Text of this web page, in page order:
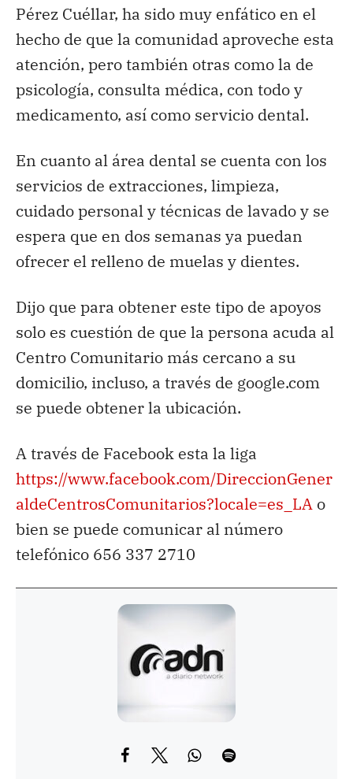
Pérez Cuéllar, ha sido muy enfático en el
hecho de que la comunidad aproveche esta
atención, pero también otras como la de
psicología, consulta médica, con todo y
medicamento, así como servicio dental.
En cuanto al área dental se cuenta con los
servicios de extracciones, limpieza,
cuidado personal y técnicas de lavado y se
espera que en dos semanas ya puedan
ofrecer el relleno de muelas y dientes.
Dijo que para obtener este tipo de apoyos
solo es cuestión de que la persona acuda al
Centro Comunitario más cercano a su
domicilio, incluso, a través de google.com
se puede obtener la ubicación.
A través de Facebook esta la liga
https://www.facebook.com/DireccionGener
aldeCentrosComunitarios?locale=es_LA o
bien se puede comunicar al número
telefónico 656 337 2710